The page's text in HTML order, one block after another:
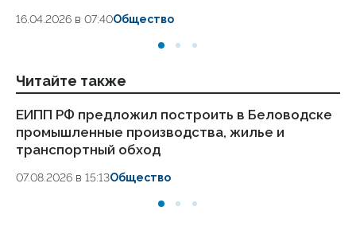
16.04.2026 в 07:40Общество
Читайте также
ЕИПП РФ предложил построить в Беловодске
промышленные производства, жилье и
транспортный обход
07.08.2026 в 15:13Общество